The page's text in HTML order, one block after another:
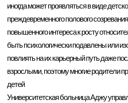
иногда может проявляться в виде
преждевременного полового
повышенного интереса к росту
быть психологически подавлены или
повлиять на их карьерный путь даже
взрослыми, поэтому многие родители
детей
Университетская больница Аджу